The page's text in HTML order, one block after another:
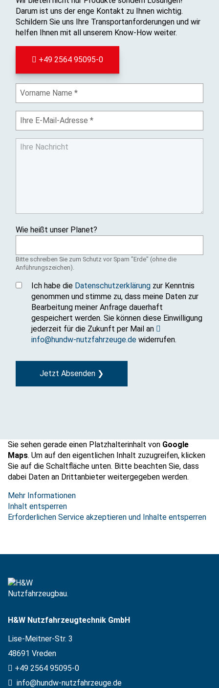
Darum ist uns der enge Kontakt zu Ihnen wichtig.
Schildern Sie uns Ihre Transportanforderungen und wir
helfen Ihnen mit all unserem Know-How weiter.
+49 2564 95095-0
r
a
m
r
l
r
h
t
Wie heißt unser Planet?
Bitte schreiben Sie zum Schutz vor Spam "Erde" (ohne die
Anführungszeichen).
Ich habe die Datenschutzerklärung zur Kenntnis
genommen und stimme zu, dass meine Daten zur
Bearbeitung meiner Anfrage dauerhaft
gespeichert werden. Sie können diese Einwilligung
jederzeit für die Zukunft per Mail an
info@hundw-nutzfahrzeuge.de widerrufen.
Sie sehen gerade einen Platzhalterinhalt von Google
Maps. Um auf den eigentlichen Inhalt zuzugreifen, klicken
Sie auf die Schaltfläche unten. Bitte beachten Sie, dass
dabei Daten an Drittanbieter weitergegeben werden.
Mehr Informationen
Inhalt entsperren
Erforderlichen Service akzeptieren und Inhalte entsperren
H&W Nutzfahrzeugtechnik GmbH
Lise-Meitner-Str. 3
48691 Vreden
+49 2564 95095-0
info@hundw-nutzfahrzeuge.de